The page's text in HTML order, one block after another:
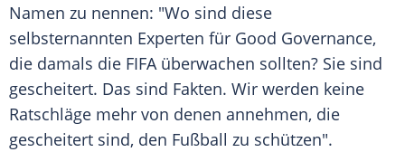
Namen zu nennen: "Wo sind diese
selbsternannten Experten für Good Governance,
die damals die FIFAüberwachen sollten? Sie sind
gescheitert. Das sind Fakten. Wir werden keine
Ratschläge mehr von denen annehmen, die
gescheitert sind, den Fußball zu schützen".